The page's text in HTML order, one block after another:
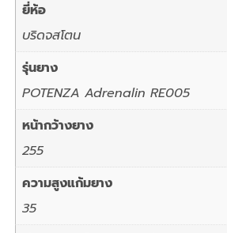
ยี่ห้อ
บริดจสโตน
รุ่นยาง
POTENZA Adrenalin RE005
หน้ากว้างยาง
255
ความสูงแก้มยาง
35